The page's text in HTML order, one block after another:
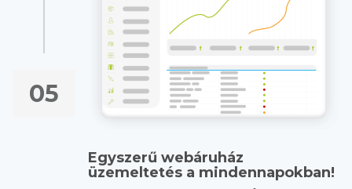
05
Egyszerű webáruház
üzemeltetés a mindennapokban!